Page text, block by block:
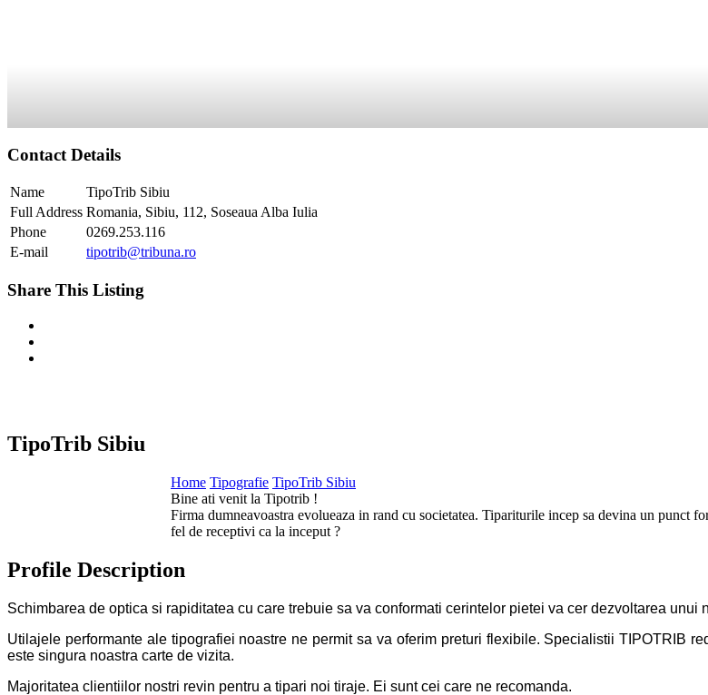
Contact Details
Name
TipoTrib Sibiu
Full Address Romania, Sibiu, 112, Soseaua Alba Iulia
Phone
0269.253.116
E-mail
tipotrib@tribuna.ro
Share This Listing
TipoTrib Sibiu
Home Tipografie TipoTrib Sibiu
Bine ati venit la Tipotrib !
Firma dumneavoastra evolueaza in rand cu societatea. Tipariturile incep sa devina un punct
fel de receptivi ca la inceput ?
Profile Description
Schimbarea de optica si rapiditatea cu care trebuie sa va conformati cerintelor pietei va cer dezvoltarea unui
Utilajele performante ale tipografiei noastre ne permit sa va oferim preturi flexibile. SpecialistiiTIPOTRIB
este singura noastra carte de vizita.
Majoritatea clientiilor nostri revin pentru a tipari noi tiraje. Ei sunt cei care ne recomanda.